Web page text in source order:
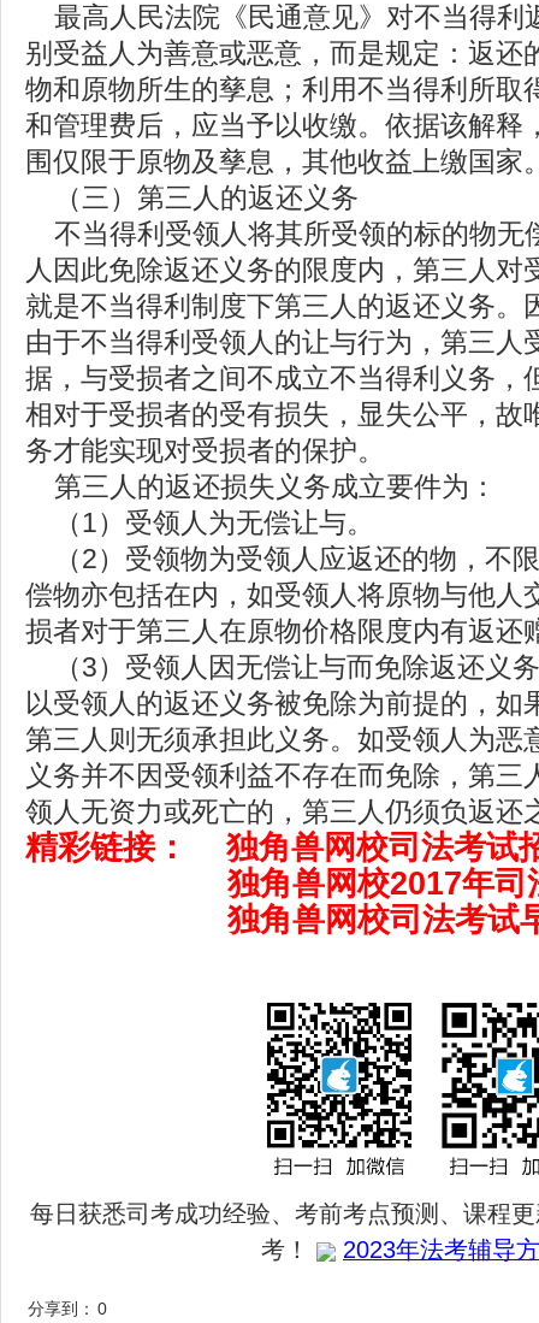
最高人民法院《民通意见》对不当得利
别受益人为善意或恶意，而是规定：返还
物和原物所生的孳息；利用不当得利所取
和管理费后，应当予以收缴。依据该解释
围仅限于原物及孳息，其他收益上缴国家
（三）第三人的返还义务
不当得利受领人将其所受领的标的物无
人因此免除返还义务的限度内，第三人对
就是不当得利制度下第三人的返还义务。
由于不当得利受领人的让与行为，第三人
据，与受损者之间不成立不当得利义务，
相对于受损者的受有损失，显失公平，故
务才能实现对受损者的保护。
第三人的返还损失义务成立要件为：
（1）受领人为无偿让与。
（2）受领物为受领人应返还的物，不
偿物亦包括在内，如受领人将原物与他人
损者对于第三人在原物价格限度内有返还
（3）受领人因无偿让与而免除返还义
以受领人的返还义务被免除为前提的，如
第三人则无须承担此义务。如受领人为恶
义务并不因受领利益不存在而免除，第三
领人无资力或死亡的，第三人仍须负返还
精彩链接： 独角兽网校司法考试
独角兽网校2017年司
独角兽网校司法考试
每日获悉司考成功经验、考前考点预测、课程
考！
2023年法考辅导
分享到： 0